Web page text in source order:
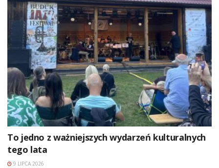
To jedno z ważniejszych wydarzeń kulturalnych
tego lata
9 LIPCA 2026